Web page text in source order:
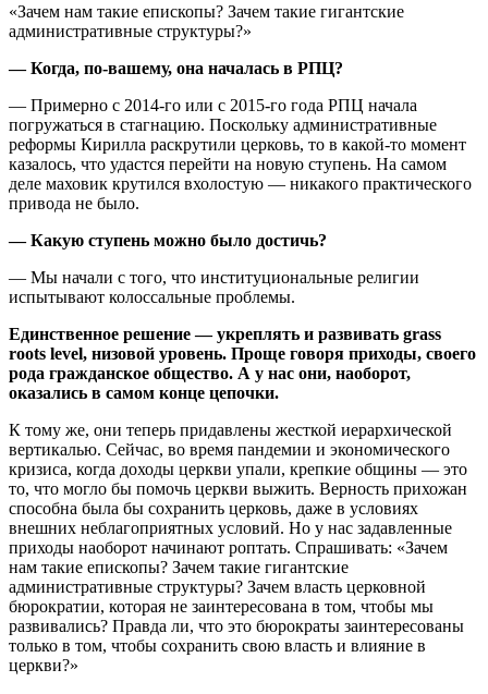
«Зачем нам такие епископы? Зачем такие гигантские
административные структуры?»
— Когда, по-вашему, она началась в РПЦ?
— Примерно с 2014-го или с 2015-го года РПЦ начала
погружаться в стагнацию. Поскольку административные
реформы Кирилла раскрутили церковь, то в какой-то момент
казалось, что удастся перейти на новую ступень. На самом
деле маховик крутился вхолостую — никакого практического
привода не было.
— Какую ступень можно было достичь?
— Мы начали с того, что институциональные религии
испытывают колоссальные проблемы.
Единственное решение — укреплять и развивать grass
roots level, низовой уровень. Проще говоря приходы, своего
рода гражданское общество. А у нас они, наоборот,
оказались в самом конце цепочки.
К тому же, они теперь придавлены жесткой иерархической
вертикалью. Сейчас, во время пандемии и экономического
кризиса, когда доходы церкви упали, крепкие общины — это
то, что могло бы помочь церкви выжить. Верность прихожан
способна была бы сохранить церковь, даже в условиях
внешних неблагоприятных условий. Но у нас задавленные
приходы наоборот начинают роптать. Спрашивать: «Зачем
нам такие епископы? Зачем такие гигантские
административные структуры? Зачем власть церковной
бюрократии, которая не заинтересована в том, чтобы мы
развивались? Правда ли, что это бюрократы заинтересованы
только в том, чтобы сохранить свою власть и влияние в
церкви?»